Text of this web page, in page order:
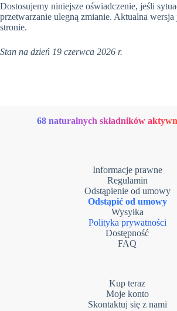
Dostosujemy niniejsze oświadczenie, jeśli
przetwarzanie ulegną zmianie. Aktualna wersja
stronie.
Stan na dzień 19 czerwca 2026 r.
68 naturalnych składników
Informacje prawne
Regulamin
Odstąpienie od umowy
Odstąpić od umowy
Wysyłka
Polityka prywatności
Dostępność
FAQ
Kup teraz
Moje konto
Skontaktuj się z nami